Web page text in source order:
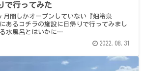
で行ってみた
月間しかオープンしていない『畑冷泉
あるコチラの施設に日帰りで行ってみまし
水風呂とはいかに…
2022.08.31